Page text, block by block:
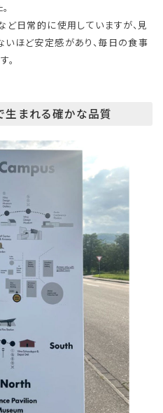
ど日常的に使用していますが、見
ほど安定感があり、毎日の食事
。
生まれる確かな品質